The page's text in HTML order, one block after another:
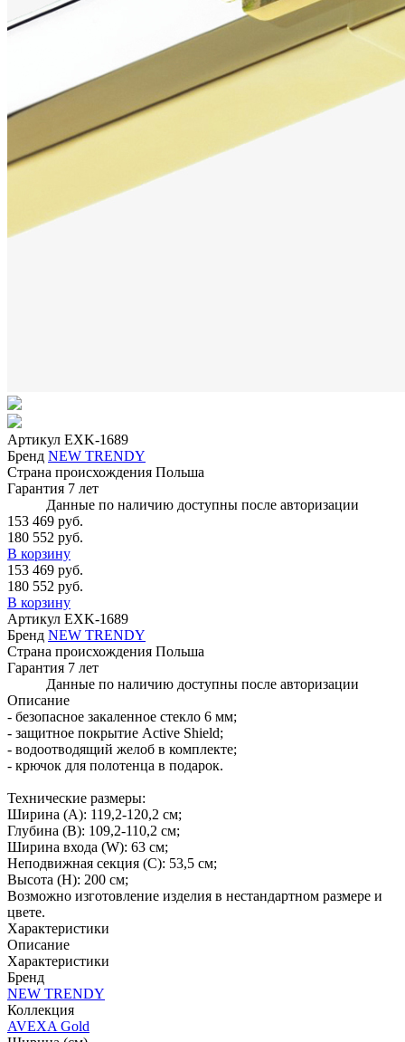
Артикул EXK-1689
Бренд NEW TRENDY
Страна происхождения Польша
Гарантия 7 лет
Данные по наличию доступны после авторизации
153 469 руб.
180 552 руб.
В корзину
153 469 руб.
180 552 руб.
В корзину
Артикул EXK-1689
Бренд NEW TRENDY
Страна происхождения Польша
Гарантия 7 лет
Данные по наличию доступны после авторизации
Описание
- безопасное закаленное стекло 6 мм;
- защитное покрытие Active Shield;
- водоотводящий желоб в комплекте;
- крючок для полотенца в подарок.
Технические размеры:
Ширина (A): 119,2-120,2 см;
Глубина (B): 109,2-110,2 см;
Ширина входа (W): 63 см;
Неподвижная секция (С): 53,5 см;
Высота (H): 200 см;
Возможно изготовление изделия в нестандартном размере и
цвете.
Характеристики
Описание
Характеристики
Бренд
NEW TRENDY
Коллекция
AVEXA Gold